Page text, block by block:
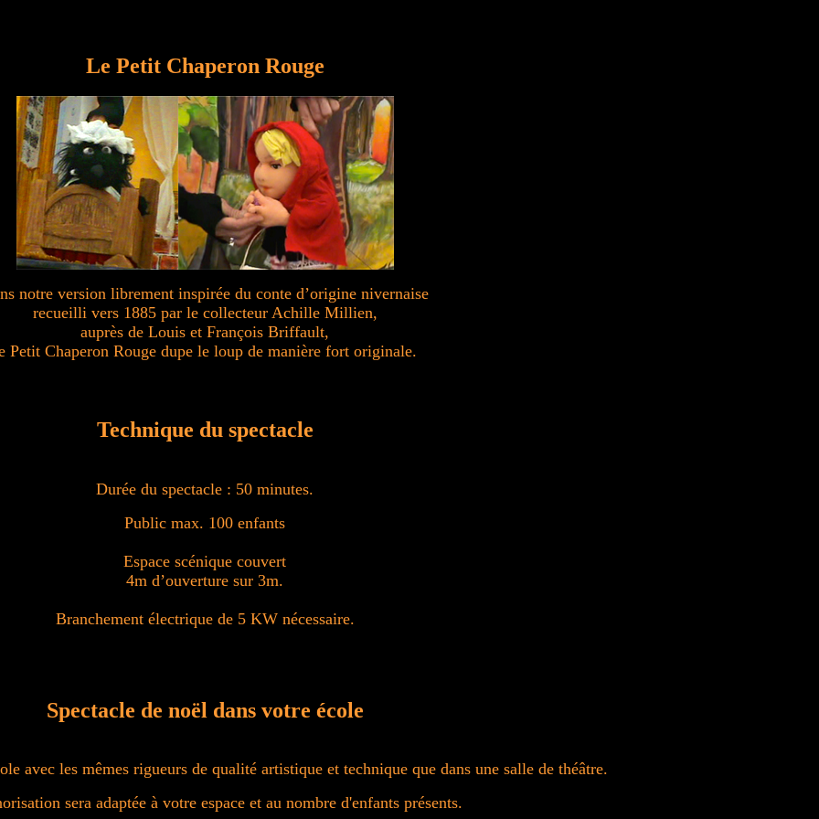
Le Petit Chaperon Rouge
notre version librement inspirée du conte d’origine nivernaise
recueilli vers 1885 par le collecteur Achille Millien,
auprès de Louis et François Briffault,
Petit Chaperon Rouge dupe le loup de manière fort originale.
Technique du spectacle
Durée du spectacle : 50 minutes.
Public max. 100 enfants
Espace scénique couvert
4m d’ouverture sur 3m.
Branchement électrique de 5 KW nécessaire.
Spectacle de noël dans votre école
avec les mêmes rigueurs de qualité artistique et technique que dans une salle de théâtre.
sera adaptée à votre espace et au nombre d'enfants présents.